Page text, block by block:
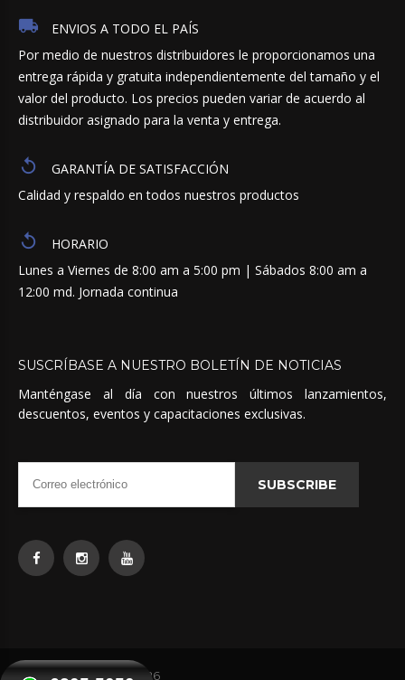
ENVIOS A TODO EL PAÍS
Por medio de nuestros distribuidores le proporcionamos una
entrega rápida y gratuita independientemente del tamaño y el
valor del producto. Los precios pueden variar de acuerdo al
distribuidor asignado para la venta y entrega.
GARANTÍA DE SATISFACCIÓN
Calidad y respaldo en todos nuestros productos
HORARIO
Lunes a Viernes de 8:00 am a 5:00 pm | Sábados 8:00 am a
12:00 md. Jornada continua
SUSCRÍBASE A NUESTRO BOLETÍN DE NOTICIAS
Manténgase al día con nuestros últimos lanzamientos,
descuentos, eventos y capacitaciones exclusivas.
SUBSCRIBE
Quimicas Unidas © 2026